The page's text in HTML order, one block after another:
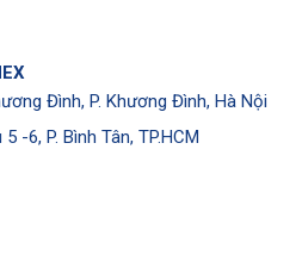
Đình, P. Khương Đình, Hà Nội
-6, P. Bình Tân, TP.HCM